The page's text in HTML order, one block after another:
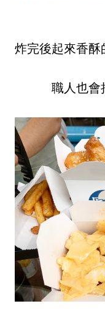
炸完後起來香
職人也會